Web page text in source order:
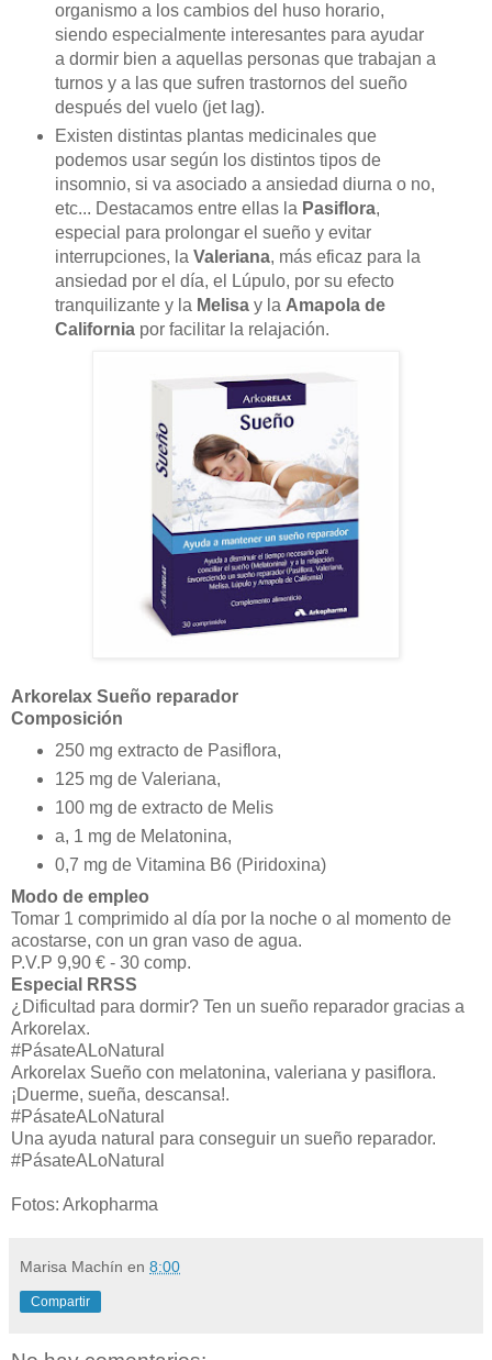
organismo a los cambios del huso horario,
siendo especialmente interesantes para ayudar
a dormir bien a aquellas personas que trabajan a
turnos y a las que sufren trastornos del sueño
después del vuelo (jet lag).
Existen distintas plantas medicinales que
podemos usar según los distintos tipos de
insomnio, si va asociado a ansiedad diurna o no,
etc... Destacamos entre ellas laPasiflora,
especial para prolongar el sueño y evitar
interrupciones, la Valeriana, más eficaz para la
ansiedad por el día, el Lúpulo, por su efecto
tranquilizante y la Melisay la Amapola de
Californiapor facilitar la relajación.
Arkorelax Sueño reparador
Composición
250 mg extracto de Pasiflora,
125 mg de Valeriana,
100 mg de extracto de Melis
a, 1 mg de Melatonina,
0,7 mg de Vitamina B6 (Piridoxina)
Modo de empleo
Tomar 1 comprimido al día por la noche o al momento de
acostarse, con un gran vaso de agua.
P.V.P 9,90 € - 30 comp.
Especial RRSS
¿Dificultad para dormir? Ten un sueño reparador gracias a
Arkorelax.
#PásateALoNatural
Arkorelax Sueño con melatonina, valeriana y pasiflora.
¡Duerme, sueña, descansa!.
#PásateALoNatural
Una ayuda natural para conseguir un sueño reparador.
#PásateALoNatural
Fotos: Arkopharma
Marisa Machín en 8:00
Compartir